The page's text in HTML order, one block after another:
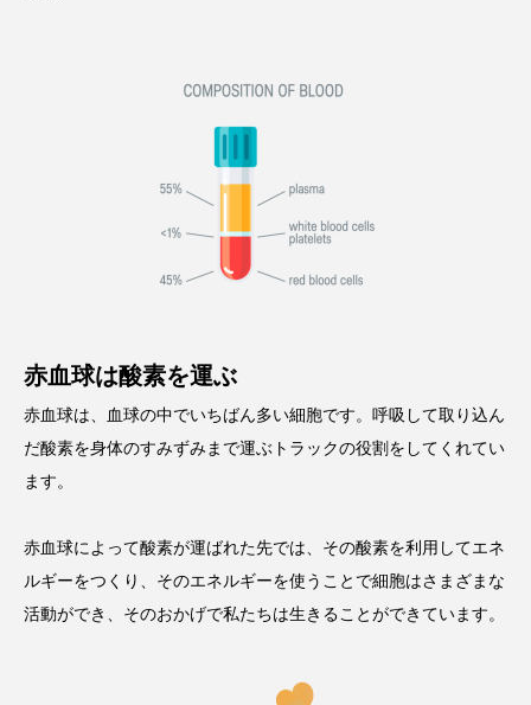
赤血球は酸素を運ぶ
赤血球は、血球の中でいちばん多い細胞です。呼吸して取り込ん
だ酸素を身体のすみずみまで運ぶトラックの役割をしてくれてい
ます。
赤血球によって酸素が運ばれた先では、その酸素を利用してエネ
ルギーをつくり、そのエネルギーを使うことで細胞はさまざまな
活動ができ、そのおかげで私たちは生きることができています。